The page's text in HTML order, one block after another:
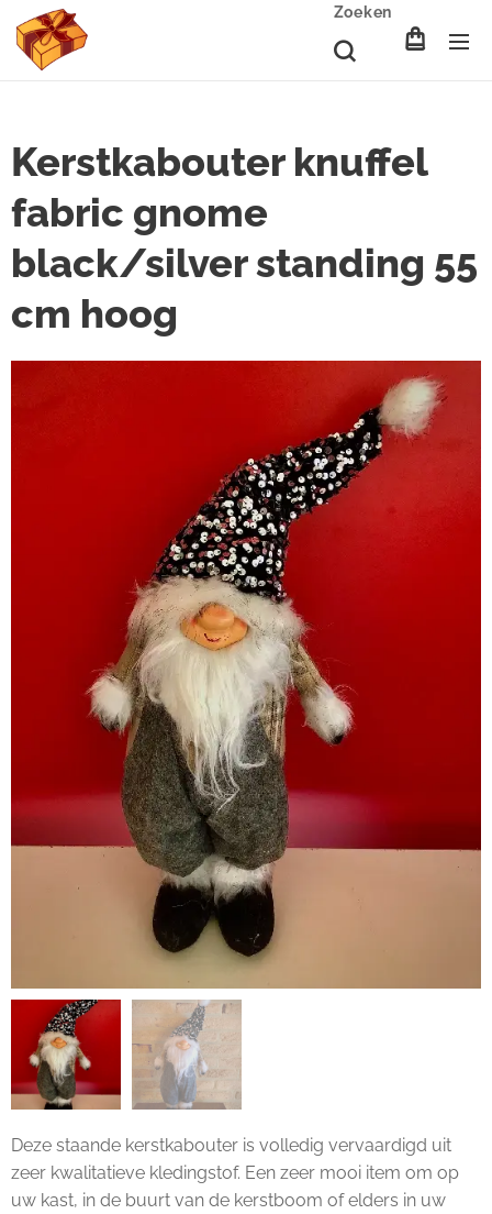
Zoeken
Kerstkabouter knuffel
fabric gnome
black/silver standing 55
cm hoog
Deze staande kerstkabouter is volledig vervaardigd uit
zeer kwalitatieve kledingstof. Een zeer mooi item om op
uw kast, in de buurt van de kerstboom of elders in uw